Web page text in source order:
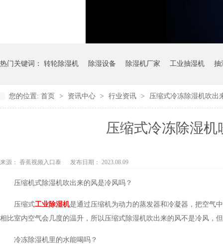
热门关键词： 转轮除湿机 除湿设备 除湿机厂家 工业抽湿机 抽
您的位置: 首页 > 资讯中心 > 行业资讯 > 压缩式冷冻除湿机吹出来
压缩式冷冻除湿机
来源： 香蕉视频入口泰 发布日期： 2023.08.09
压缩机式除湿机吹出来的风是冷风吗？
压缩式工业除湿机是通过压缩机为动力的蒸发器和冷凝器，把空
相比室内空气会几度的温升，所以压缩式除湿机吹出来的风不是冷风，但
冷冻除湿机里的水能喝吗？